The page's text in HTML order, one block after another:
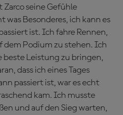
Zarco seine Gefühle
was Besonderes, ich kann es
ist. Ich fahre Rennen,
dem Podium zu stehen. Ich
beste Leistung zu bringen,
dass ich eines Tages
passiert ist, war es echt
kam. Ich musste
und auf den Sieg warten,